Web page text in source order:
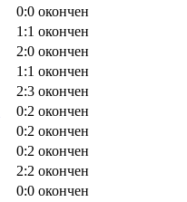
0:0 окончен
1:1 окончен
2:0 окончен
1:1 окончен
2:3 окончен
0:2 окончен
0:2 окончен
0:2 окончен
2:2 окончен
0:0 окончен